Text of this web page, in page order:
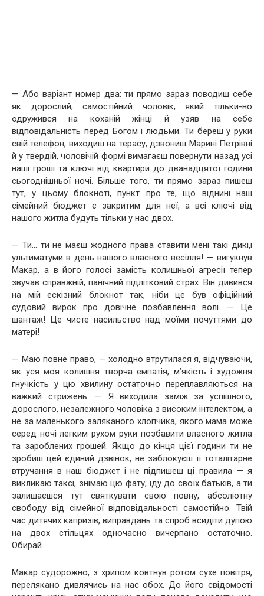
— Або варіант номер два: ти прямо зараз поводиш себе
як дорослий, самостійний чоловік, який тільки-но
одружився на коханій жінці й узяв на себе
відповідальність перед Богом і людьми. Ти береш у руки
свій телефон, виходиш на терасу, дзвониш Марині Петрівні
й у твердій, чоловічій формі вимагаєш повернути назад усі
наші гроші та ключі від квартири до дванадцятої години
сьогоднішньої ночі. Більше того, ти прямо зараз пишеш
тут, у цьому блокноті, пункт про те, що віднині наш
сімейний бюджет є закритим для неї, а всі ключі від
нашого житла будуть тільки у нас двох.
— Ти… ти не маєш жодного права ставити мені такі дикі,і
ультиматуми в день нашого власного весілля! — вигукнув
Макар, а в його голосі замість колишньої агресії тепер
звучав справжній, панічний підлітковий страх. Він дивився
на мій ескізний блокнот так, ніби це був офіційний
судовий вирок про довічне позбавлення волі. — Це
шантаж! Це чисте насильство над моїми почуттями до
матері!
— Маю повне право, — холодно втрутилася я, відчуваючи,
як уся моя колишня творча емпатія, м’якість і художня
гнучкість у цю хвилину остаточно переплавляються на
важкий стрижень. — Я виходила заміж за успішного,
дорослого, незалежного чоловіка з високим інтелектом, а
не за маленького заляканого хлопчика, якого мама може
серед ночі легким рухом руки позбавити власного житла
та зароблених грошей. Якщо до кінця цієї години ти не
зробиш цей єдиний дзвінок, не заблокуєш її тоталітарне
втручання в наш бюджет і не підпишеш ці правила — я
викликаю таксі, знімаю цю фату, їду до своїх батьків, а ти
залишаєшся тут святкувати свою повну, абсолютну
свободу від сімейної відповідальності самостійно. Твій
час дитячих капризів, виправдань та спроб всидіти дупою
на двох стільцях одночасно вичерпано остаточно.
Обирай.
Макар судорожно, з хрипом ковтнув ротом сухе повітря,
перелякано дивлячись на нас обох. До його свідомості